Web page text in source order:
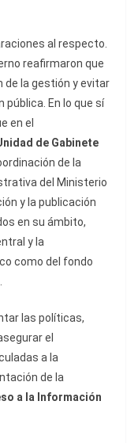
al respecto.
reafirmaron que
de la gestión y evitar
En lo que sí
en el
de Gabinete
de la
del Ministerio
y la publicación
en su ámbito,
y la
como del fondo
las políticas,
el
a la
de la
a la Información